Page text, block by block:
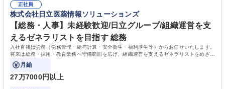
正社員
株式会社日立医薬情報ソリューションズ
【総務・人事】未経験歓迎/日立グループ/組織運営を支
えるゼネラリストを目指す 総務
入社直後は労務（労務管理・給与計算・安全衛生・福利厚生等）からお任せいたします。
将来は総務・採用・教育業務へ守備範囲を広げ、組織運営を支えるゼネラリストをめざせ
ます。
月給
27万7000円以上